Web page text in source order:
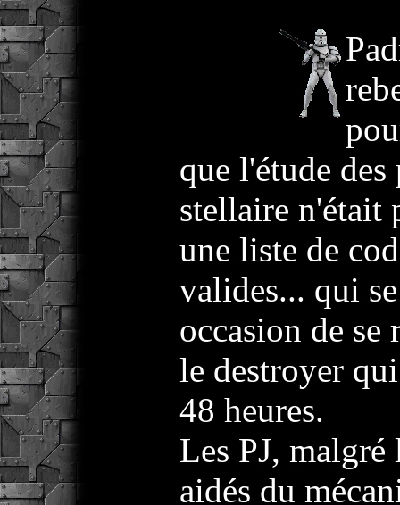
que l'étude
stellaire n'était
une liste de
valides... qui
occasion de se
le destroyer
48 heures.
Les PJ,
aidés du